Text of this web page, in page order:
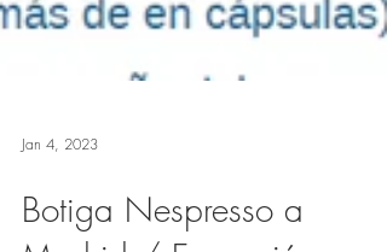
Jan 4, 2023